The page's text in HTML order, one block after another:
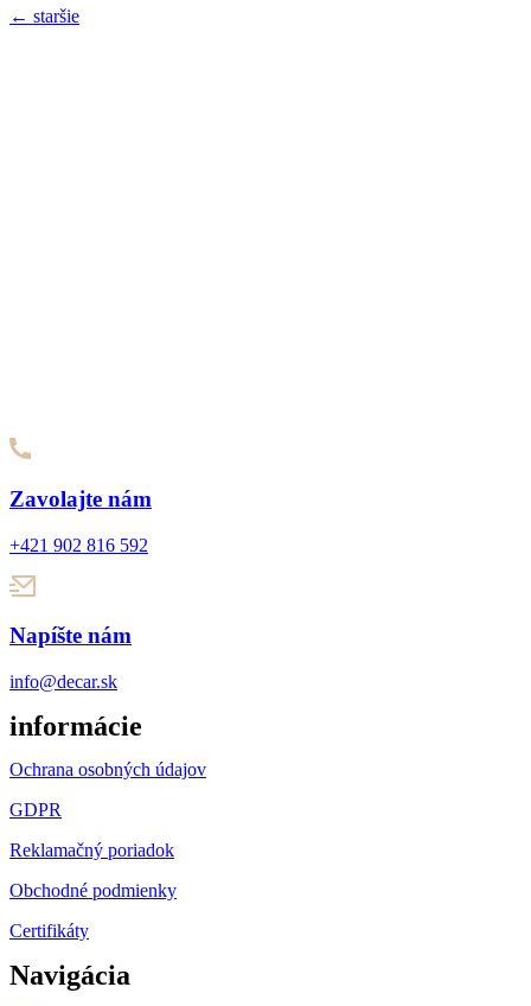
← staršie
Zavolajte nám
+421 902 816 592
Napíšte nám
info@decar.sk
informácie
Ochrana osobných údajov
GDPR
Reklamačný poriadok
Obchodné podmienky
Certifikáty
Navigácia